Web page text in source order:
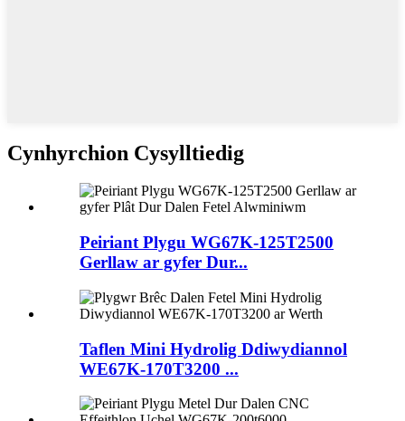
Cynhyrchion Cysylltiedig
Peiriant Plygu WG67K-125T2500
Gerllaw ar gyfer Dur...
Taflen Mini Hydrolig Ddiwydiannol
WE67K-170T3200 ...